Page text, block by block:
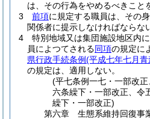
は、その行為をやめるべきこと
3
前項に規定する職員は、その
関係者に提示しなければならな
4
特別地域又は集団施設地区内
員によつてされる同項の規定に
県行政手続条例(平成七年七月
の規定は、適用しない。
(平七条例一七・一部改
六条繰下・一部改正、令
繰下・一部改正)
第六章
生態系維持回復事